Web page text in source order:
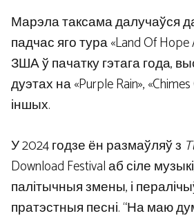
Марэла таксама далучаўся
падчас яго тура «Land Of Hope
ЗША ў пачатку гэтага года,
дуэтах на «Purple Rain», «Chimes
іншых.
У 2024 годзе ён размаўляў з
Download Festival аб сіле
палітычныя змены, і
пратэстныя песні. “На маю